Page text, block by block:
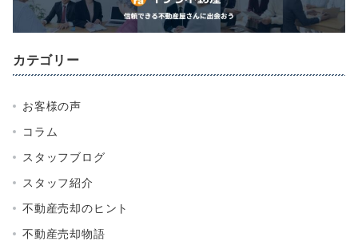
カテゴリー
お客様の声
コラム
スタッフブログ
スタッフ紹介
不動産売却のヒント
不動産売却物語